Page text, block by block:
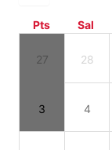
Pts Sal
27 28
3 4